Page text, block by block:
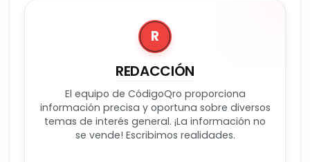
R
REDACCIÓN
El equipo de CódigoQro proporciona
información precisa y oportuna sobre diversos
temas de interés general. ¡La información no
se vende! Escribimos realidades.